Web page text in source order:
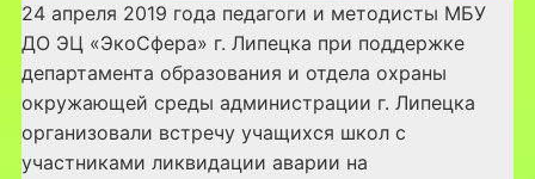
24 апреля 2019 года педагоги и методисты МБУ
ДО ЭЦ «ЭкоСфера» г. Липецка при поддержке
департамента образования и отдела охраны
окружающей среды администрации г. Липецка
организовали встречу учащихся школ с
участниками ликвидации аварии на